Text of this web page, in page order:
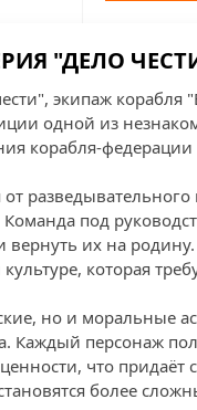
"ДЕЛО
экипаж корабля
одной из
корабля-федерации
разведывательного
под
вернуть их на
которая
но и моральные
Каждый персонаж
что придаёт
более